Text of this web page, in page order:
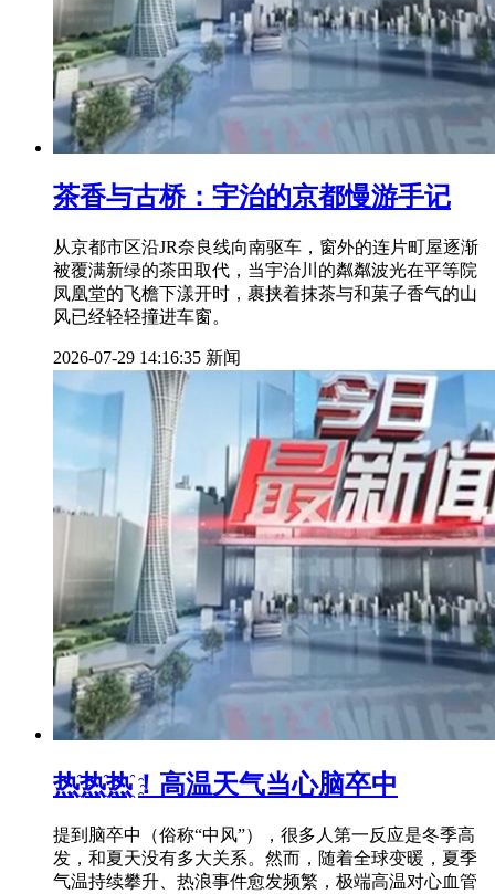
茶香与古桥：宇治的京都慢游手记
从京都市区沿JR奈良线向南驱车，窗外的连片町屋逐渐
被覆满新绿的茶田取代，当宇治川的粼粼波光在平等院
凤凰堂的飞檐下漾开时，裹挟着抹茶与和菓子香气的山
风已经轻轻撞进车窗。
2026-07-29 14:16:35 新闻
热҈热҈热҈！高温天气当心脑卒中
提到脑卒中（俗称“中风”），很多人第一反应是冬季高
发，和夏天没有多大关系。然而，随着全球变暖，夏季
气温持续攀升、热浪事件愈发频繁，极端高温对心血管